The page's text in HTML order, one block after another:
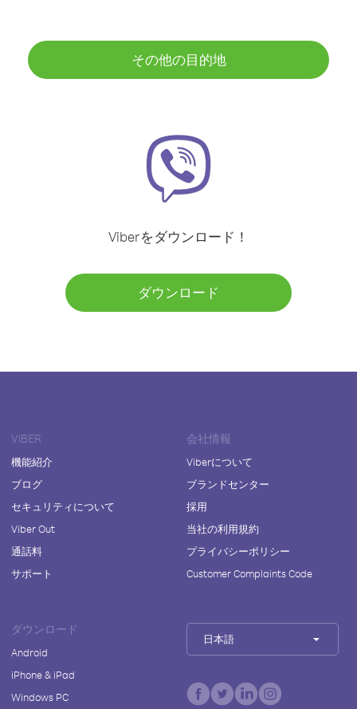
その他の目的地
Viberをダウンロード！
ダウンロード
VIBER
機能紹介
ブログ
セキュリティについて
Viber Out
通話料
サポート
会社情報
Viberについて
ブランドセンター
採用
当社の利用規約
プライバシーポリシー
Customer Complaints Code
ダウンロード
Android
iPhone & iPad
Windows PC
日本語